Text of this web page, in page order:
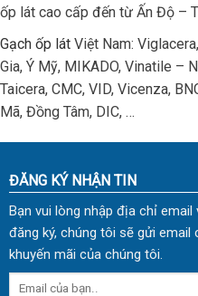
ốp lát cao cấp đến từ Ấn Độ –
Gạch ốp lát Việt Nam:
Gia, Ý Mỹ, MIKADO, Vinatile –
Taicera, CMC, VID, Vicenza,
Mã, Đồng Tâm, DIC, …
ĐĂNG KÝ NHẬN TIN
Bạn vui lòng nhập địa chỉ
đăng ký, chúng tôi sẽ gửi
khuyến mãi của chúng tôi.